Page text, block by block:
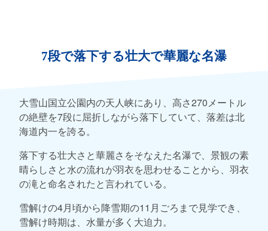
7段で落下する壮大で華麗な名瀑
大雪山国立公園内の天人峡にあり、高さ270メートル
の絶壁を7段に屈折しながら落下していて、落差は北
海道内一を誇る。
落下する壮大さと華麗さをそなえた名瀑で、景観の素
晴らしさと水の流れが羽衣を思わせることから、羽衣
の滝と命名されたと言われている。
雪解けの4月頃から降雪期の11月ごろまで見学でき、
雪解け時期は、水量が多く大迫力。